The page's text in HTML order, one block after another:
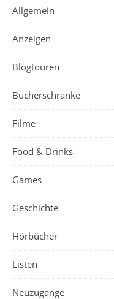
Allgemein
Anzeigen
Blogtouren
Bücherschränke
Filme
Food & Drinks
Games
Geschichte
Hörbücher
Listen
Neuzugänge